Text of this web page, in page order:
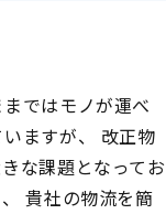
ではモノが運べ
ますが、 改正物
な課題となってお
貴社の物流を簡